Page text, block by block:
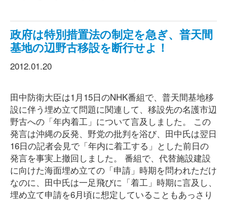
政府は特別措置法の制定を急ぎ、普天間
基地の辺野古移設を断行せよ！
2012.01.20
田中防衛大臣は1月15日のNHK番組で、普天間基地移
設に伴う埋め立て問題に関連して、移設先の名護市辺
野古への「年内着工」について言及しました。 この
発言は沖縄の反発、野党の批判を浴び、田中氏は翌日
16日の記者会見で「年内に着工する」とした前日の
発言を事実上撤回しました。 番組で、代替施設建設
に向けた海面埋め立ての「申請」時期を問われただけ
なのに、田中氏は一足飛びに「着工」時期に言及し、
埋め立て申請を6月頃に想定していることもあっさり